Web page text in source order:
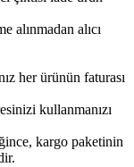
alınmadan alıcı
her ürünün faturası
kullanmanızı
kargo paketinin